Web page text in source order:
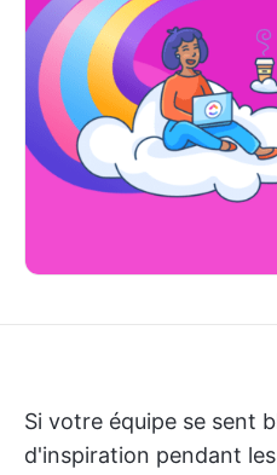
Si votre équipe se sent
d'inspiration pendant